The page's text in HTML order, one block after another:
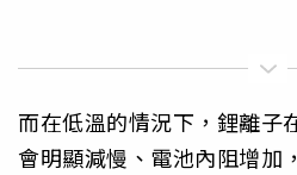
而在低溫的情況下，鋰離子
會明顯減慢、電池內阻增加